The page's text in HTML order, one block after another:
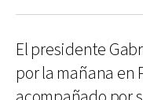
El presidente
por la mañana en